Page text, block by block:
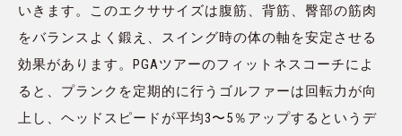
いきます。このエクササイズは腹筋、背筋、臀部の筋肉
をバランスよく鍛え、スイング時の体の軸を安定させる
効果があります。PGAツアーのフィットネスコーチによ
ると、プランクを定期的に行うゴルファーは回転力が向
上し、ヘッドスピードが平均3〜5％アップするというデ